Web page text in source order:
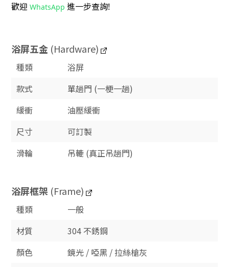
歡迎 WhatsApp 進一步查詢!
浴屏五金 (Hardware)
種類
浴屏
款式
單趟門 (一梗一趟)
緩衝
油壓緩衝
尺寸
可訂製
滑輪
吊轆 (真正吊趟門)
浴屏框架 (Frame)
種類
一般
材質
304 不銹鋼
顏色
鏡光 / 啞黑 / 拉絲槍灰